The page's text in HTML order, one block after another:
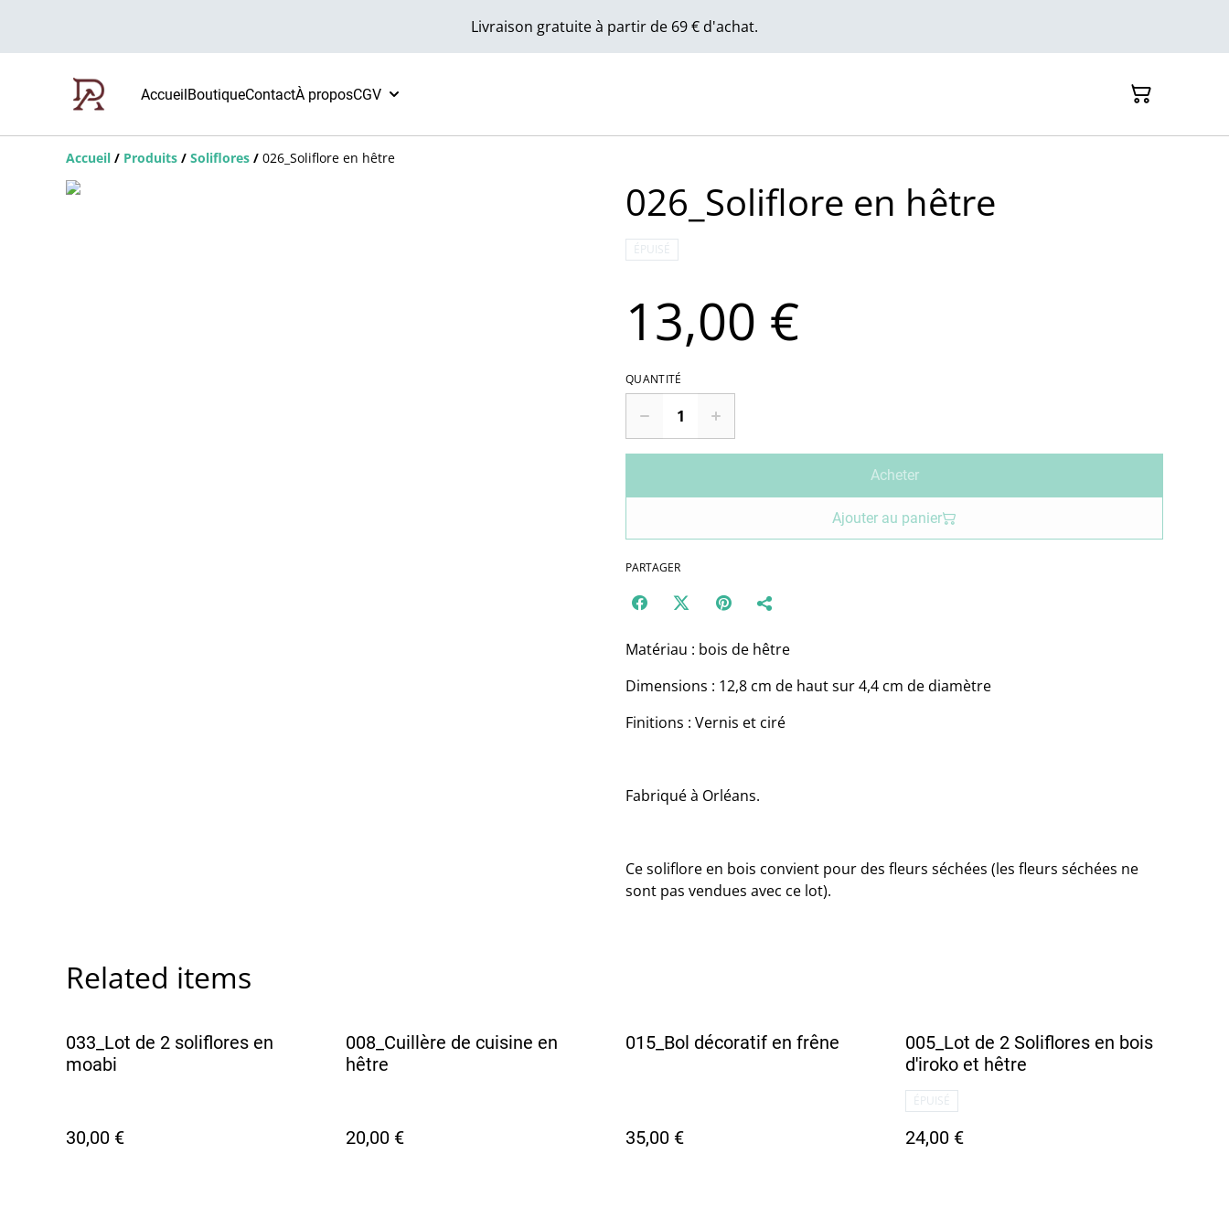
Livraison gratuite à partir de 69 € d'achat.
AccueilBoutiqueContactÀ proposCGV
Accueil / Produits / Soliflores / 026_Soliflore en hêtre
026_Soliflore en hêtre
ÉPUISÉ
13,00 €
QUANTITÉ
Acheter
Ajouter au panier
PARTAGER
Matériau : bois de hêtre
Dimensions : 12,8 cm de haut sur 4,4 cm de diamètre
Finitions : Vernis et ciré
Fabriqué à Orléans.
Ce soliflore en bois convient pour des fleurs séchées (les fleurs séchées ne
sont pas vendues avec ce lot).
Related items
033_Lot de 2 soliflores en
moabi
30,00 €
008_Cuillère de cuisine en
hêtre
20,00 €
015_Bol décoratif en frêne
35,00 €
005_Lot de 2 Soliflores en bois
d'iroko et hêtre
ÉPUISÉ
24,00 €